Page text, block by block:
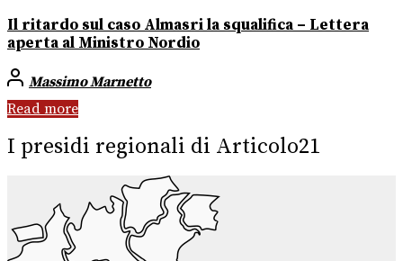
Il ritardo sul caso Almasri la squalifica – Lettera
aperta al Ministro Nordio
Massimo Marnetto
Read more
I presidi regionali di Articolo21